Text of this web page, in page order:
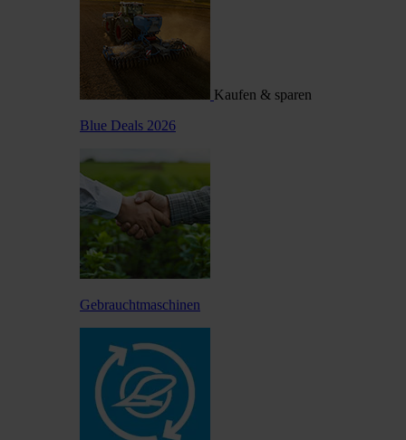
Kaufen & sparen
Blue Deals 2026
Gebrauchtmaschinen